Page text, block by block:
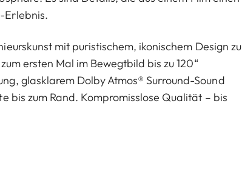
Erlebnis.
mit puristischem, ikonischem Design zu
ersten Mal im Bewegtbild bis zu 120“
glasklarem Dolby Atmos® Surround-Sound
bis zum Rand. Kompromisslose Qualität – bis